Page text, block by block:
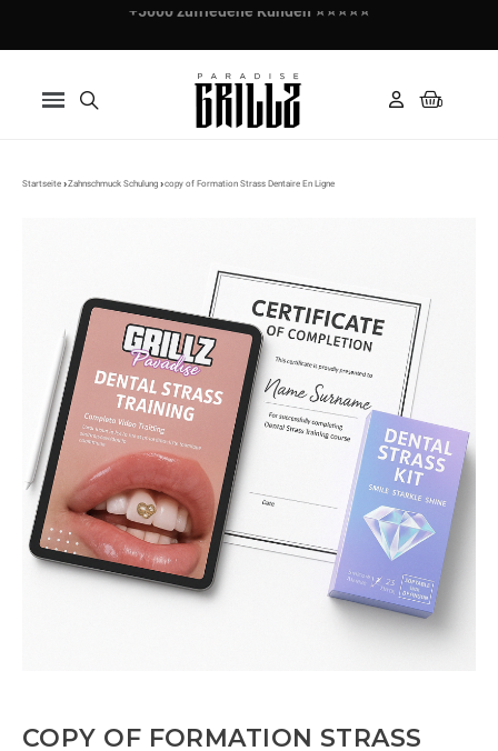
Startseite Zahnschmuck Schulung copy of Formation Strass Dentaire En Ligne
COPY OF FORMATION STRASS